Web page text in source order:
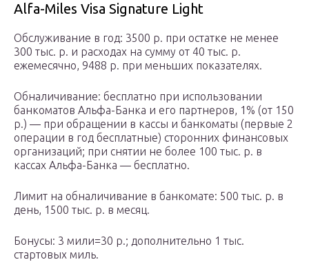
Alfa-Miles Visa Signature Light
Обслуживание в год: 3500 р. при остатке не менее
300 тыс. р. и расходах на сумму от 40 тыс. р.
ежемесячно, 9488 р. при меньших показателях.
Обналичивание: бесплатно при использовании
банкоматов Альфа-Банка и его партнеров, 1% (от 150
р.) — при обращении в кассы и банкоматы (первые 2
операции в год бесплатные) сторонних финансовых
организаций; при снятии не более 100 тыс. р. в
кассах Альфа-Банка — бесплатно.
Лимит на обналичивание в банкомате: 500 тыс. р. в
день, 1500 тыс. р. в месяц.
Бонусы: 3 мили=30 р.; дополнительно 1 тыс.
стартовых миль.